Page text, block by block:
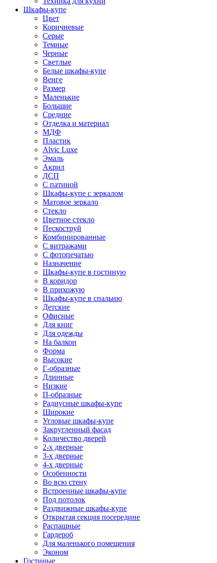
Шкафы-купе
Цвет
Коричневые
Серые
Темные
Черные
Светлые
Белые шкафы-купе
Венге
Размер
Маленькие
Большие
Средние
Отделка и материал
МДФ
Пластик
Alvic Luxe
Эмаль
Акрил
ДСП
С патиной
Шкафы-купе с зеркалом
Матовое зеркало
Стекло
Цветное стекло
Пескоструй
Комбинированные
С витражами
С фотопечатью
Назначение
Шкафы-купе в гостиную
В коридор
В прихожую
Шкафы-купе в спальню
Детские
Офисные
Для книг
Для одежды
На балкон
Форма
Высокие
Г-образные
Длинные
Низкие
П-образные
Радиусные шкафы-купе
Широкие
Угловые шкафы-купе
Закругленный фасад
Количество дверей
2-х дверные
3-х дверные
4-х дверные
Особенности
Во всю стену
Встроенные шкафы-купе
Под потолок
Раздвижные шкафы-купе
Открытая секция посередине
Распашные
Гардероб
Для маленького помещения
Эконом
Гостиные